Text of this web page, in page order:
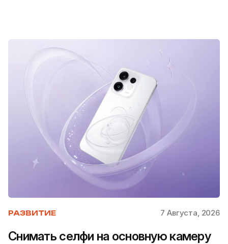
РАЗВИТИЕ 7 Августа, 2026
Снимать селфи на основную камеру